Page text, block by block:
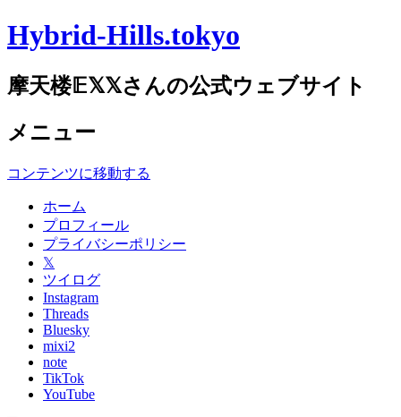
Hybrid-Hills.tokyo
摩天楼𝔼𝕏𝕏さんの公式ウェブサイト
メニュー
コンテンツに移動する
ホーム
プロフィール
プライバシーポリシー
𝕏
ツイログ
Instagram
Threads
Bluesky
mixi2
note
TikTok
YouTube